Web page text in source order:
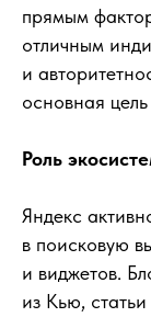
прямым
отличным
и
основная
Роль
Яндекс
в поисковую
и виджетов.
из Кью,